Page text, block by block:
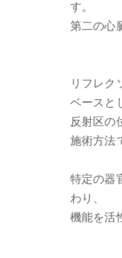
す。
第二の心
リフレク
ベースと
反射区の
施術方法
特定の器
わり、
機能を活